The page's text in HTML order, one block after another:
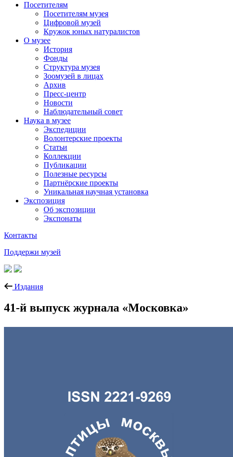
Посетителям
Посетителям музея
Цифровой музей
Кружок юных натуралистов
О музее
История
Фонды
Структура музея
Зоомузей в лицах
Архив
Пресс-центр
Новости
Наблюдательный совет
Наука в музее
Экспедиции
Волонтерские проекты
Статьи
Коллекции
Публикации
Полезные ресурсы
Партнёрские проекты
Уникальная научная установка
Экспозиция
Об экспозиции
Экспонаты
Контакты
Поддержи музей
Издания
41-й выпуск журнала «Московка»